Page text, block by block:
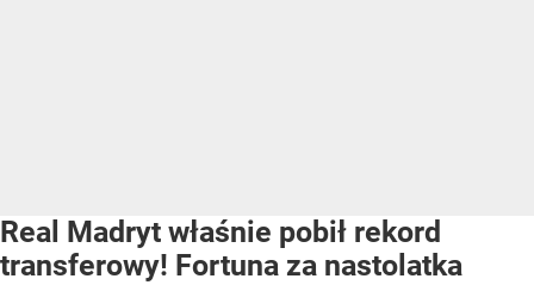
Real Madryt właśnie pobił rekord
transferowy! Fortuna za nastolatka